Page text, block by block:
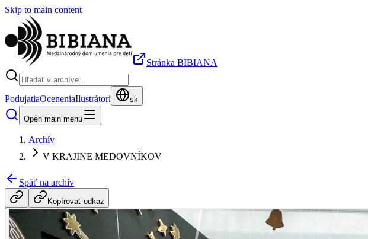
Skip to main content
Stránka BIBIANA
PodujatiaOceneniaIlustrátori sk
Open main menu
Archív
V KRAJINE MEDOVNÍKOV
Späť na archív
Kopírovať odkaz